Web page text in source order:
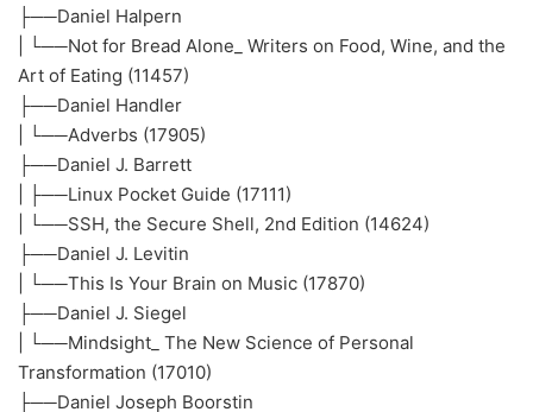
├──Daniel Halpern
| └──Not for Bread Alone_ Writers on Food, Wine, and the
Art of Eating (11457)
├──Daniel Handler
| └──Adverbs (17905)
├──Daniel J. Barrett
| ├──Linux Pocket Guide (17111)
| └──SSH, the Secure Shell, 2nd Edition (14624)
├──Daniel J. Levitin
| └──This Is Your Brain on Music (17870)
├──Daniel J. Siegel
| └──Mindsight_ The New Science of Personal
Transformation (17010)
├──Daniel Joseph Boorstin